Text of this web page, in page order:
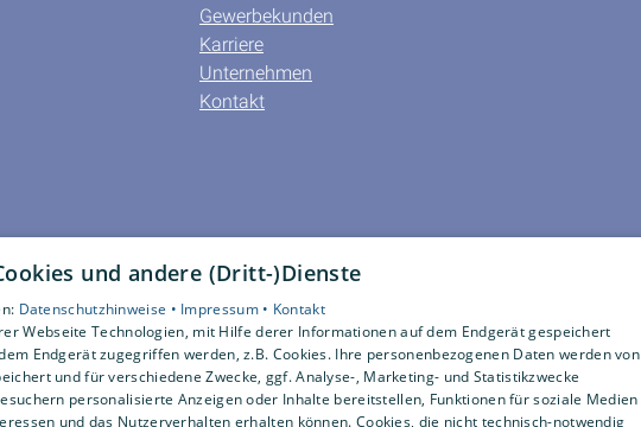
Gewerbekunden
Karriere
Unternehmen
Kontakt
und andere (Dritt-)Dienste
Datenschutzhinweise • Impressum • Kontakt
Webseite Technologien, mit Hilfe derer Informationen auf dem Endgerät gespeichert
Endgerät zugegriffen werden, z.B. Cookies. Ihre personenbezogenen Daten werden von
und für verschiedene Zwecke, ggf. Analyse-, Marketing- und Statistikzwecke
personalisierte Anzeigen oder Inhalte bereitstellen, Funktionen für soziale Medien
und das Nutzerverhalten erhalten können. Cookies, die nicht technisch-notwendig